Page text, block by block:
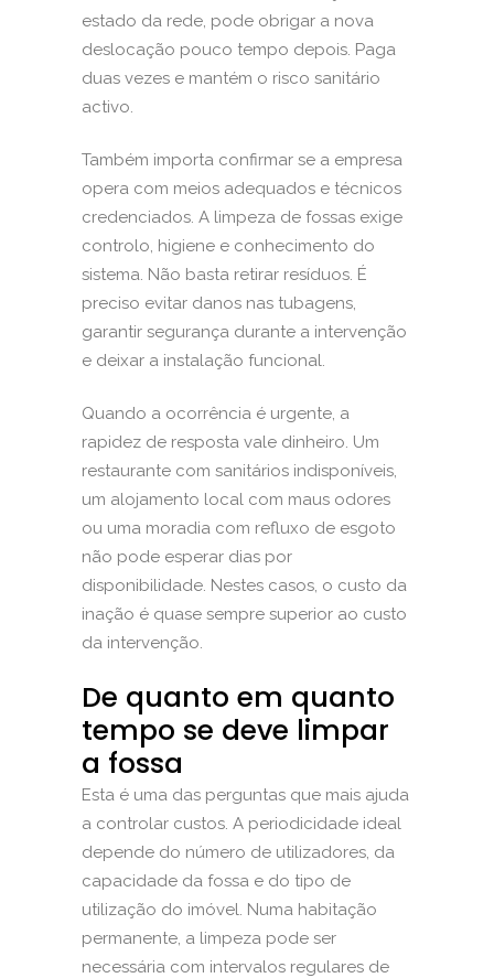
estado da rede, pode obrigar a nova
deslocação pouco tempo depois. Paga
duas vezes e mantém o risco sanitário
activo.
Também importa confirmar se a empresa
opera com meios adequados e técnicos
credenciados. A limpeza de fossas exige
controlo, higiene e conhecimento do
sistema. Não basta retirar resíduos. É
preciso evitar danos nas tubagens,
garantir segurança durante a intervenção
e deixar a instalação funcional.
Quando a ocorrência é urgente, a
rapidez de resposta vale dinheiro. Um
restaurante com sanitários indisponíveis,
um alojamento local com maus odores
ou uma moradia com refluxo de esgoto
não pode esperar dias por
disponibilidade. Nestes casos, o custo da
inação é quase sempre superior ao custo
da intervenção.
De quanto em quanto
tempo se deve limpar
a fossa
Esta é uma das perguntas que mais ajuda
a controlar custos. A periodicidade ideal
depende do número de utilizadores, da
capacidade da fossa e do tipo de
utilização do imóvel. Numa habitação
permanente, a limpeza pode ser
necessária com intervalos regulares de